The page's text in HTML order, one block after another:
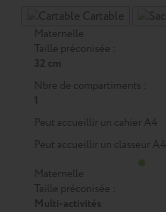
Cartable
Maternelle
Taille préconisée :
32 cm
Nbre de compartiments :
1
Peut accueillir un cahier A4
Peut accueillir un classeur A4
Maternelle
Taille préconisée :
Multi-activités